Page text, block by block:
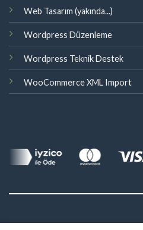
Web Tasarım (yakında...)
Wordpress Düzenleme
Wordpress Teknik Destek
WooCommerce XML Import
©